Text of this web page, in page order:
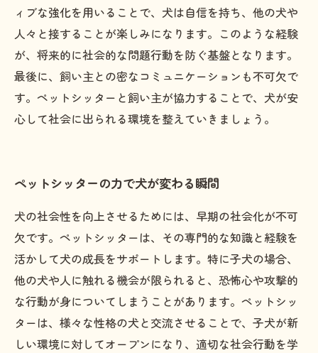
ィブな強化を用いることで、犬は自信を持ち、他の犬や
人々と接することが楽しみになります。このような経験
が、将来的に社会的な問題行動を防ぐ基盤となります。
最後に、飼い主との密なコミュニケーションも不可欠で
す。ペットシッターと飼い主が協力することで、犬が安
心して社会に出られる環境を整えていきましょう。
ペットシッターの力で犬が変わる瞬間
犬の社会性を向上させるためには、早期の社会化が不可
欠です。ペットシッターは、その専門的な知識と経験を
活かして犬の成長をサポートします。特に子犬の場合、
他の犬や人に触れる機会が限られると、恐怖心や攻撃的
な行動が身についてしまうことがあります。ペットシッ
ターは、様々な性格の犬と交流させることで、子犬が新
しい環境に対してオープンになり、適切な社会行動を学